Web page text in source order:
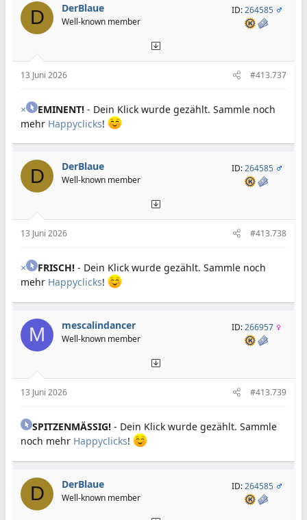
D DerBlaue
Well-known member
ID:264585
13 Juni 2026 #413.737
× EMINENT! - Dein Klick wurde gezählt. Sammle noch
mehr Happyclicks!
D DerBlaue
Well-known member
ID:264585
13 Juni 2026 #413.738
× FRISCH! - Dein Klick wurde gezählt. Sammle noch
mehr Happyclicks!
M mescalindancer
Well-known member
ID:266957
13 Juni 2026 #413.739
SPITZENMÄSSIG! - Dein Klick wurde gezählt. Sammle
noch mehr Happyclicks!
D DerBlaue
Well-known member
ID:264585